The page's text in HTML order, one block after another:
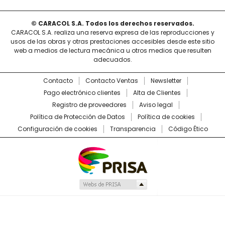
© CARACOL S.A. Todos los derechos reservados.
CARACOL S.A. realiza una reserva expresa de las reproducciones y
usos de las obras y otras prestaciones accesibles desde este sitio
web a medios de lectura mecánica u otros medios que resulten
adecuados.
Contacto Contacto Ventas
Newsletter
Pago electrónico clientes
Alta de Clientes
Registro de proveedores
Aviso legal
Política de Protección de Datos
Política de cookies
Configuración de cookies
Transparencia Código Ético